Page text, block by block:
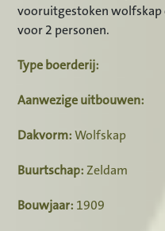
vooruitgestoken wolfskap
voor 2 personen.
Type boerderij:
Aanwezige uitbouwen:
Dakvorm: Wolfskap
Buurtschap: Zeldam
Bouwjaar: 1909